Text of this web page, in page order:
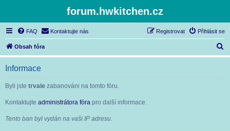
forum.hwkitchen.cz
FAQ Kontaktujte nás Přihlásit se
Registrovat
Obsah fóra
l
Informace
Byli jste trvale zabanováni na tomto fóru.
Kontaktujte administrátora fóra pro další informace.
Tento ban byl vydán na vaši IP adresu.